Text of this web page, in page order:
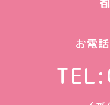
お電
TEL: